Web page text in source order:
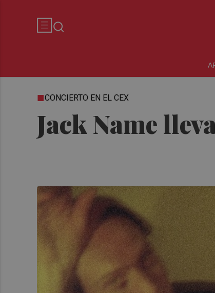
Jack Name
CONCIERTO EN EL CEX